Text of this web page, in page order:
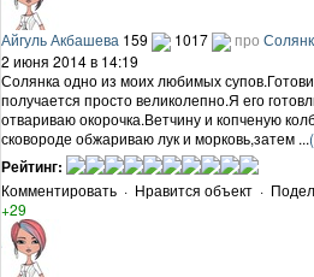
Айгуль Акбашева 159 1017 про
2 июня 2014 в 14:19
Солянка одно из моих любимых
получается просто великолепно.Я его
отвариваю окорочка.Ветчину и копченую
сковороде обжариваю лук и морковь,затем ...
Рейтинг:
Комментировать · Нравится объект ·
+29